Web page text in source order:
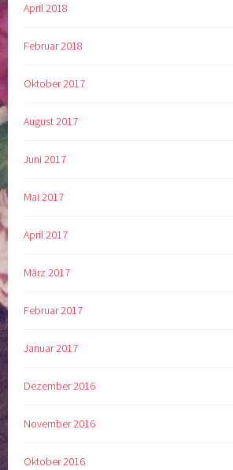
April 2018
Februar 2018
Oktober 2017
August 2017
Juni 2017
Mai 2017
April 2017
März 2017
Februar 2017
Januar 2017
Dezember 2016
November 2016
Oktober 2016